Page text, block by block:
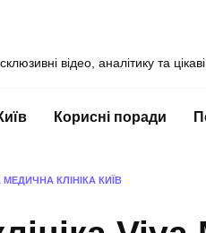
відео, аналітику та
Корисні поради
МЕДИЧНА КЛІНІКА КИЇВ